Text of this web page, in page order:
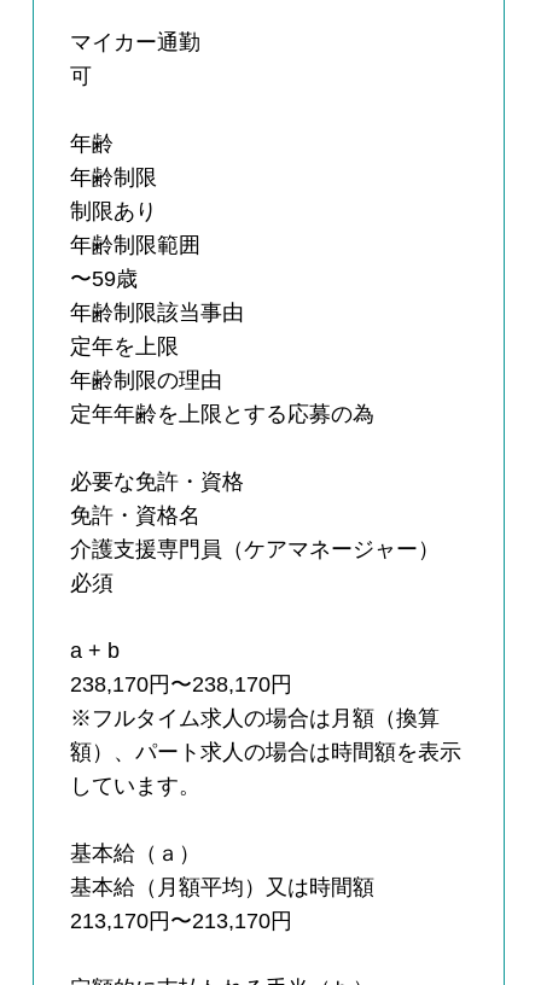
マイカー通勤
可
年齢
年齢制限
制限あり
年齢制限範囲
〜59歳
年齢制限該当事由
定年を上限
年齢制限の理由
定年年齢を上限とする応募の為
必要な免許・資格
免許・資格名
介護支援専門員（ケアマネージャー）
必須
a + b
238,170円〜238,170円
※フルタイム求人の場合は月額（換算
額）、パート求人の場合は時間額を表示
しています。
基本給（ａ）
基本給（月額平均）又は時間額
213,170円〜213,170円